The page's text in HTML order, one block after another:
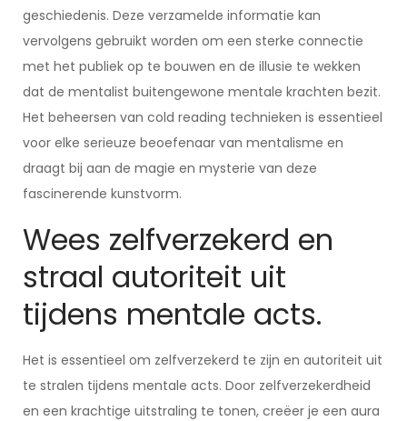
geschiedenis. Deze verzamelde informatie kan
vervolgens gebruikt worden om een sterke connectie
met het publiek op te bouwen en de illusie te wekken
dat de mentalist buitengewone mentale krachten bezit.
Het beheersen van cold reading technieken is essentieel
voor elke serieuze beoefenaar van mentalisme en
draagt bij aan de magie en mysterie van deze
fascinerende kunstvorm.
Wees zelfverzekerd en
straal autoriteit uit
tijdens mentale acts.
Het is essentieel om zelfverzekerd te zijn en autoriteit uit
te stralen tijdens mentale acts. Door zelfverzekerdheid
en een krachtige uitstraling te tonen, creëer je een aura